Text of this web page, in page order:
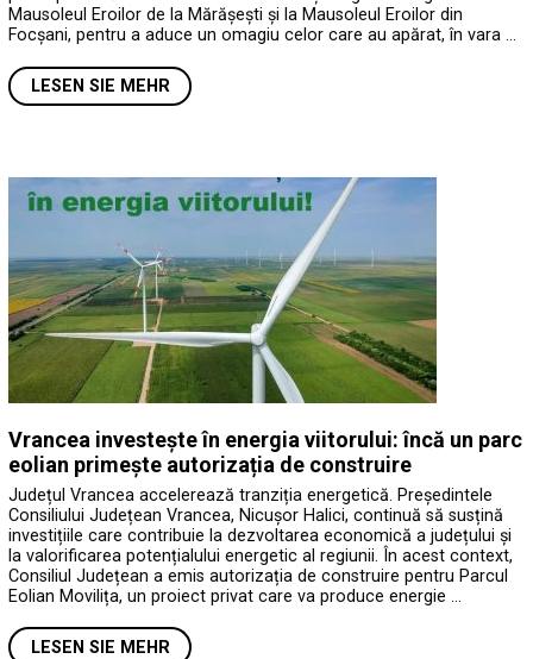
Mausoleul Eroilor de la Mărășești și la Mausoleul Eroilor din
Focșani, pentru a aduce un omagiu celor care au apărat, în vara …
LESEN SIE MEHR
Vrancea investește în energia viitorului: încă un parc
eolian primește autorizația de construire
Județul Vrancea accelerează tranziția energetică. Președintele
Consiliului Județean Vrancea, Nicușor Halici, continuă să susțină
investițiile care contribuie la dezvoltarea economică a județului și
la valorificarea potențialului energetic al regiunii. În acest context,
Consiliul Județean a emis autorizația de construire pentru Parcul
Eolian Movilița, un proiect privat care va produce energie …
LESEN SIE MEHR